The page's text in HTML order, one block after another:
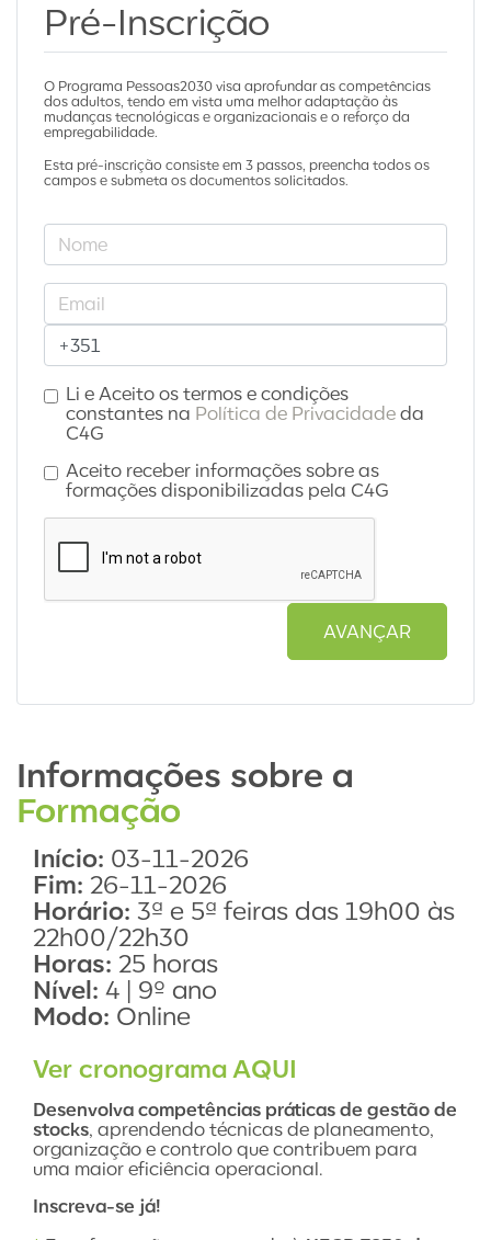
Pré-Inscrição
O Programa Pessoas2030 visa aprofundar as competências
dos adultos, tendo em vista uma melhor adaptação às
mudanças tecnológicas e organizacionais e o reforço da
empregabilidade.
Esta pré-inscrição consiste em 3 passos, preencha todos os
campos e submeta os documentos solicitados.
Li e Aceito os termos e condições
constantes na Política de Privacidade da
C4G
Aceito receber informações sobre as
formações disponibilizadas pela C4G
Informações sobre a
Formação
Início: 03-11-2026
Fim: 26-11-2026
Horário: 3ª e 5ª feiras das 19h00 às
22h00/22h30
Horas: 25 horas
Nível: 4 | 9º ano
Modo: Online
Ver cronograma AQUI
Desenvolva competências práticas de gestão de
stocks, aprendendo técnicas de planeamento,
organização e controlo que contribuem para
uma maior eficiência operacional.
Inscreva-se já!